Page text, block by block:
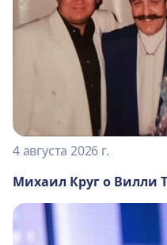
4 августа 2026 г.
Михаил Круг о Вилли